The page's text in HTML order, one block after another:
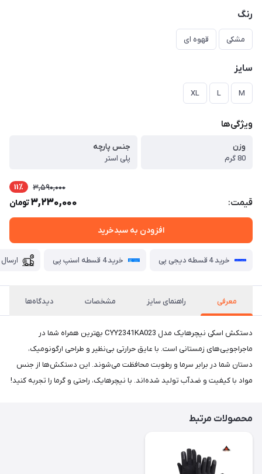
رنگ
مشکی قهوه ای
سایز
M
L
XL
ویژگی‌ها
وزن
80 گرم
جنس پارچه
پلی استر
قیمت:
3,590,000 11٪
3,230,000تومان
افزودن به سبدخرید
خرید 4 قسطه دیجی پی خرید 4 قسطه اسنپ پی
معرفی راهنمای سایز مشخصات دیدگاه‌ها
دستکش اسکی نیچرهایک مدل CYY2341KA023 بهترین همراه شما در
ماجراجویی‌های زمستانی است. با عایق حرارتی بی‌نظیر و طراحی ارگونومیک،
دستان شما در برابر سرما و رطوبت محافظت می‌شوند. این دستکش‌ها از جنس
مواد با کیفیت و ضدآب تولید شده‌اند. با نیچرهایک، راحتی و گرما را تجربه کنید!
محصولات مرتبط